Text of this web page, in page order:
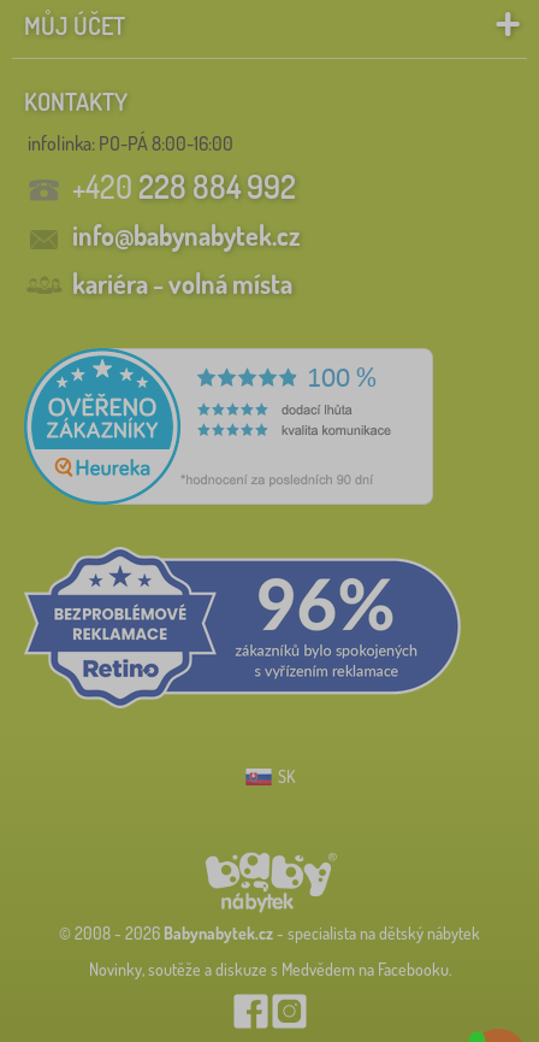
MŮJ ÚČET
KONTAKTY
infolinka: PO-PÁ 8:00-16:00
+420228 884 992
info@babynabytek.cz
kariéra - volná místa
SK
© 2008 - 2026 Babynabytek.cz- specialista na dětský nábytek
Novinky, soutěže a diskuze s Medvědem na Facebooku.